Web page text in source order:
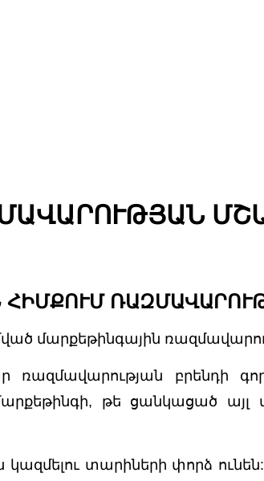
մարքեթինգային
բրենդի
թե ցանկացած այլ
տարիների փորձ ունեն: